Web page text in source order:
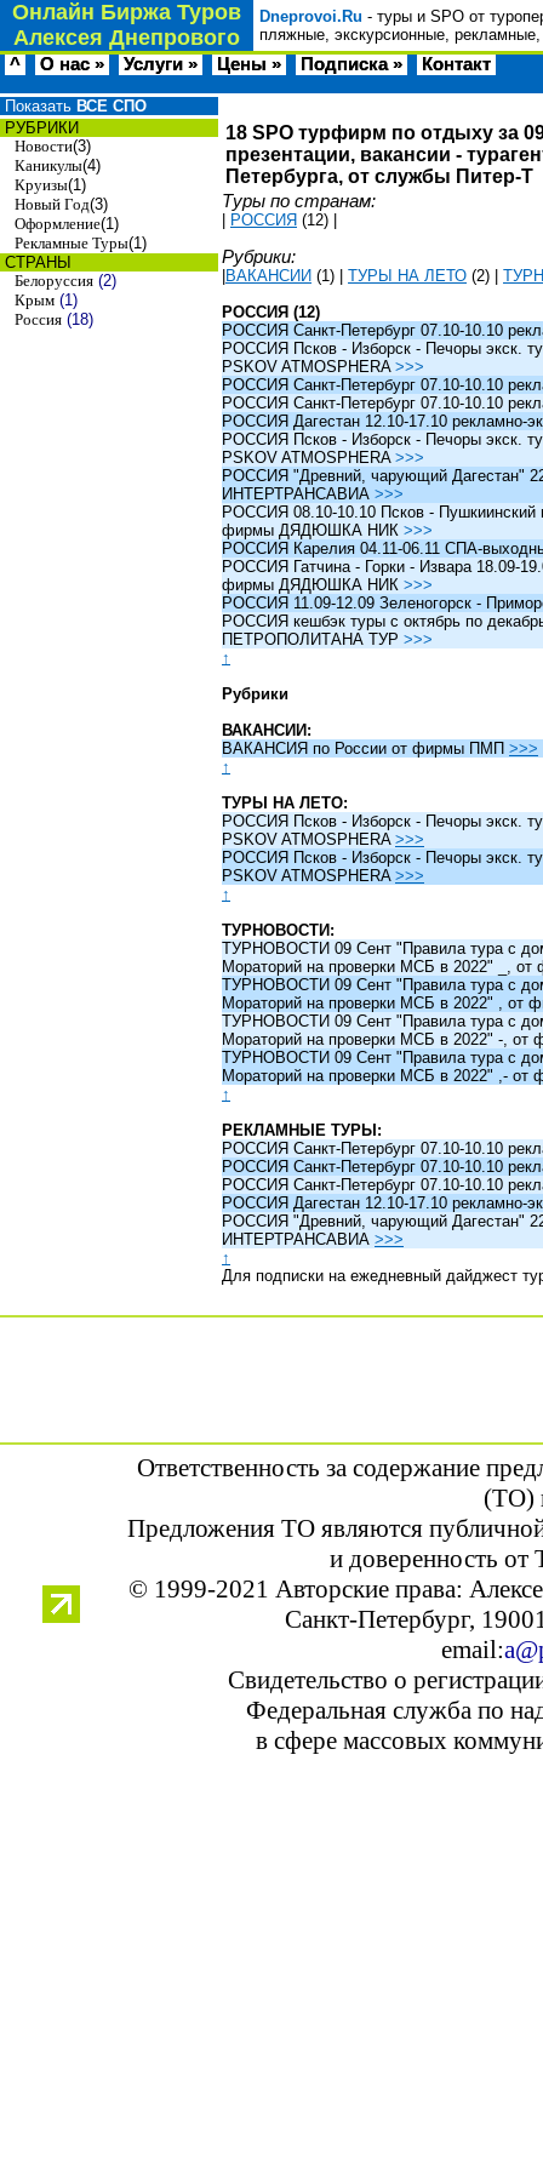
Онлайн Биржа Туров
Алексея Днепрового
Dneprovoi.Ru - туры и SPO от
пляжные, экскурсионные,
^ О нас » Услуги » Цены » Подписка » Контакт
Показать ВСЕ СПО
РУБРИКИ
Новости(3)
Каникулы(4)
Круизы(1)
Новый Год(3)
Оформление(1)
Рекламные Туры(1)
СТРАНЫ
Белоруссия (2)
Крым (1)
Россия (18)
18 SPO турфирм по отдыху за
презентации, вакансии -
Петербурга, от службы Питер-Т
Туры по странам:
РОССИЯ (12)
Рубрики:
ВАКАНСИИ (1) ТУРЫ НА ЛЕТО (2)
РОССИЯ (12)
РОССИЯ Санкт-Петербург 07.10-10.10
РОССИЯ Псков - Изборск - Печоры экск.
PSKOV ATMOSPHERA >>>
РОССИЯ Санкт-Петербург 07.10-10.10
РОССИЯ Санкт-Петербург 07.10-10.10
РОССИЯ Дагестан 12.10-17.10 рекламно-
РОССИЯ Псков - Изборск - Печоры экск.
PSKOV ATMOSPHERA >>>
РОССИЯ "Древний, чарующий Дагестан"
ИНТЕРТРАНСАВИА >>>
РОССИЯ 08.10-10.10 Псков - Пушкиинский
фирмы ДЯДЮШКА НИК >>>
РОССИЯ Карелия 04.11-06.11 СПА-
РОССИЯ Гатчина - Горки - Извара 18.09-
фирмы ДЯДЮШКА НИК >>>
РОССИЯ 11.09-12.09 Зеленогорск -
РОССИЯ кешбэк туры c октябрь по
ПЕТРОПОЛИТАНА ТУР >>>
↑
Рубрики
ВАКАНСИИ:
ВАКАНСИЯ по России от фирмы ПМП >>>
↑
ТУРЫ НА ЛЕТО:
РОССИЯ Псков - Изборск - Печоры экск.
PSKOV ATMOSPHERA >>>
РОССИЯ Псков - Изборск - Печоры экск.
PSKOV ATMOSPHERA >>>
↑
ТУРНОВОСТИ:
ТУРНОВОСТИ 09 Сент "Правила тура с
Мораторий на проверки МСБ в 2022" _,
ТУРНОВОСТИ 09 Сент "Правила тура с
Мораторий на проверки МСБ в 2022" ,
ТУРНОВОСТИ 09 Сент "Правила тура с
Мораторий на проверки МСБ в 2022" -,
ТУРНОВОСТИ 09 Сент "Правила тура с
Мораторий на проверки МСБ в 2022" ,-
↑
РЕКЛАМНЫЕ ТУРЫ:
РОССИЯ Санкт-Петербург 07.10-10.10
РОССИЯ Санкт-Петербург 07.10-10.10
РОССИЯ Санкт-Петербург 07.10-10.10
РОССИЯ Дагестан 12.10-17.10 рекламно-
РОССИЯ "Древний, чарующий Дагестан"
ИНТЕРТРАНСАВИА >>>
↑
Для подписки на ежедневный дайджест
Ответственность за содержание
(ТО)
Предложения ТО являются
и доверенность от
© 1999-2021 Авторские права:
Санкт-Петербург,
email:
Свидетельство о
Федеральная служба по
в сфере массовых